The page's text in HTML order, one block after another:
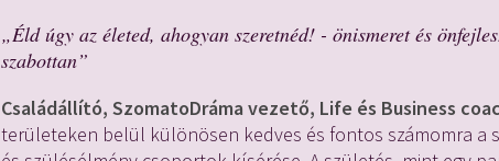
„Éld úgy az életed, ahogyan szeretnéd! - önismeret és
szabottan”
Családállító, SzomatoDráma vezető, Life és Business
területeken belül különösen kedves és fontos számomra a